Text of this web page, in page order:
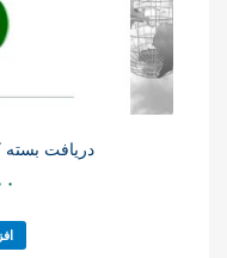
دریافت بسته